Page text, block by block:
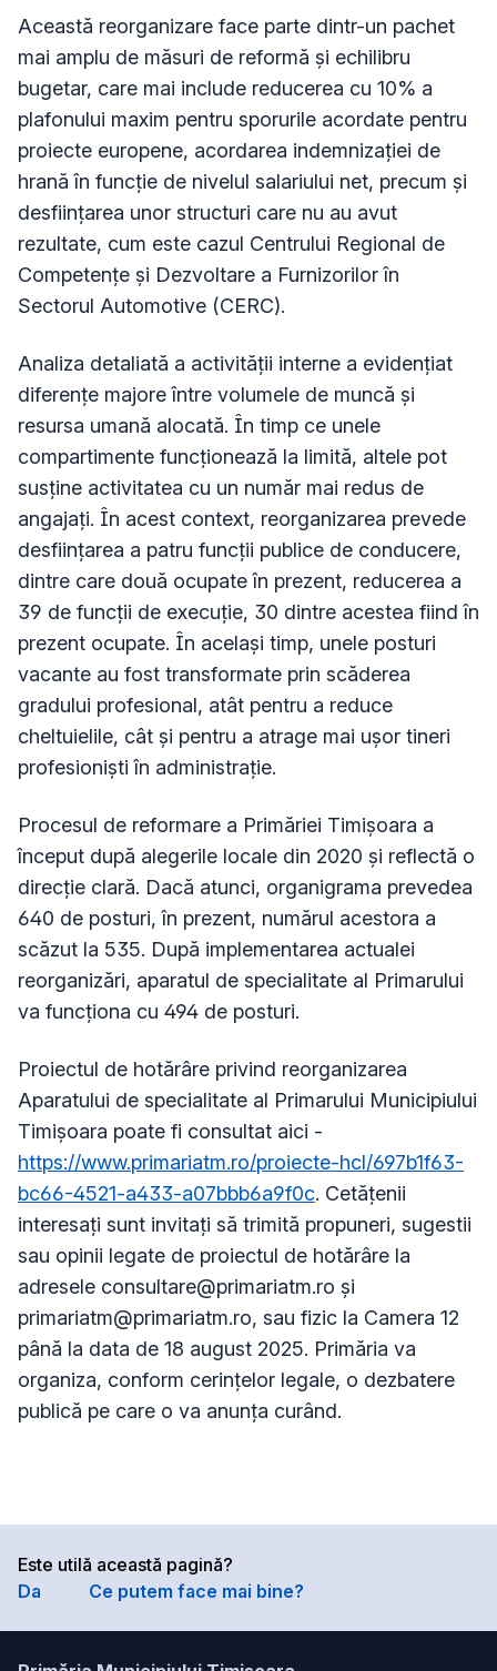
Această reorganizare face parte dintr-un pachet
mai amplu de măsuri de reformă și echilibru
bugetar, care mai include reducerea cu 10% a
plafonului maxim pentru sporurile acordate pentru
proiecte europene, acordarea indemnizației de
hrană în funcție de nivelul salariului net, precum și
desființarea unor structuri care nu au avut
rezultate, cum este cazul Centrului Regional de
Competențe și Dezvoltare a Furnizorilor în
Sectorul Automotive (CERC).
Analiza detaliată a activității interne a evidențiat
diferențe majore între volumele de muncă și
resursa umană alocată. În timp ce unele
compartimente funcționează la limită, altele pot
susține activitatea cu un număr mai redus de
angajați. În acest context, reorganizarea prevede
desființarea a patru funcții publice de conducere,
dintre care două ocupate în prezent, reducerea a
39 de funcții de execuție, 30 dintre acestea fiind în
prezent ocupate. În același timp, unele posturi
vacante au fost transformate prin scăderea
gradului profesional, atât pentru a reduce
cheltuielile, cât și pentru a atrage mai ușor tineri
profesioniști în administrație.
Procesul de reformare a Primăriei Timișoara a
început după alegerile locale din 2020 și reflectă o
direcție clară. Dacă atunci, organigrama prevedea
640 de posturi, în prezent, numărul acestora a
scăzut la 535. După implementarea actualei
reorganizări, aparatul de specialitate al Primarului
va funcționa cu 494 de posturi.
Proiectul de hotărâre privind reorganizarea
Aparatului de specialitate al Primarului Municipiului
Timișoara poate fi consultat aici -
https://www.primariatm.ro/proiecte-hcl/697b1f63-
bc66-4521-a433-a07bbb6a9f0c. Cetățenii
interesați sunt invitați să trimită propuneri, sugestii
sau opinii legate de proiectul de hotărâre la
adresele consultare@primariatm.ro și
primariatm@primariatm.ro, sau fizic la Camera 12
până la data de 18 august 2025. Primăria va
organiza, conform cerințelor legale, o dezbatere
publică pe care o va anunța curând.
Este utilă această pagină?
Da
Ce putem face mai bine?